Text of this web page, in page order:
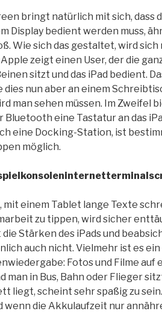
bringt natürlich mit sich, dass
Display bedient werden muss,
Wie sich das gestaltet, wird sich
zeigt einen User, der die
sitzt und das iPad bedient.
nun aber an einem
man sehen müssen. Im Zweifel
Bluetooth eine Tastatur an das
eine Docking-Station, ist
möglich.
mit einem Tablet lange Texte
zu tippen, wird sicher
die Stärken des iPads und
auch nicht. Vielmehr ist es
Fotos und Filme auf
man in Bus, Bahn oder Flieger
liegt, scheint sehr spaßig zu
die Akkulaufzeit nur